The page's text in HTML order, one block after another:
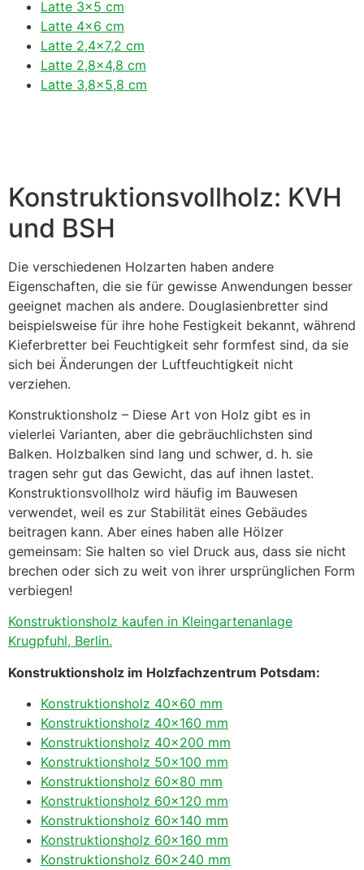
Latte 3×5 cm
Latte 4×6 cm
Latte 2,4×7,2 cm
Latte 2,8×4,8 cm
Latte 3,8×5,8 cm
Konstruktionsvollholz: KVH
und BSH
Die verschiedenen Holzarten haben andere
Eigenschaften, die sie für gewisse Anwendungen besser
geeignet machen als andere. Douglasienbretter sind
beispielsweise für ihre hohe Festigkeit bekannt, während
Kieferbretter bei Feuchtigkeit sehr formfest sind, da sie
sich bei Änderungen der Luftfeuchtigkeit nicht
verziehen.
Konstruktionsholz – Diese Art von Holz gibt es in
vielerlei Varianten, aber die gebräuchlichsten sind
Balken. Holzbalken sind lang und schwer, d. h. sie
tragen sehr gut das Gewicht, das auf ihnen lastet.
Konstruktionsvollholz wird häufig im Bauwesen
verwendet, weil es zur Stabilität eines Gebäudes
beitragen kann. Aber eines haben alle Hölzer
gemeinsam: Sie halten so viel Druck aus, dass sie nicht
brechen oder sich zu weit von ihrer ursprünglichen Form
verbiegen!
Konstruktionsholz kaufen in Kleingartenanlage
Krugpfuhl, Berlin.
Konstruktionsholz im Holzfachzentrum Potsdam:
Konstruktionsholz 40×60 mm
Konstruktionsholz 40×160 mm
Konstruktionsholz 40×200 mm
Konstruktionsholz 50×100 mm
Konstruktionsholz 60×80 mm
Konstruktionsholz 60×120 mm
Konstruktionsholz 60×140 mm
Konstruktionsholz 60×160 mm
Konstruktionsholz 60×240 mm